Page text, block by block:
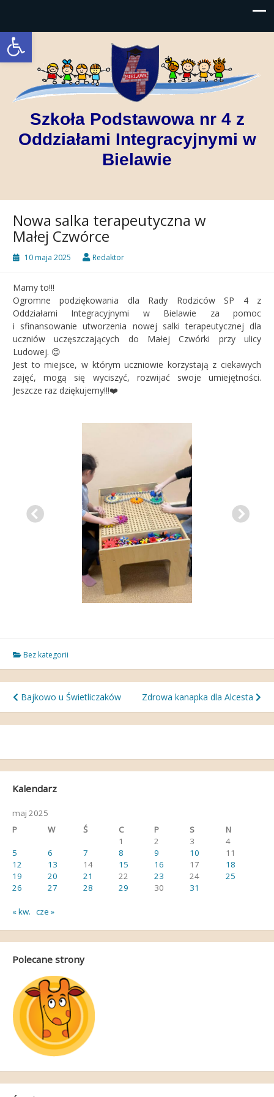
Open toolbar
Szkoła Podstawowa nr 4 z
Oddziałami Integracyjnymi w
Bielawie
Nowa salka terapeutyczna w
Małej Czwórce
10 maja 2025 Redaktor
Mamy to!!!
Ogromne podziękowania dla Rady Rodziców SP 4 z
Oddziałami Integracyjnymi w Bielawie za pomoc
i sfinansowanie utworzenia nowej salki terapeutycznej dla
uczniów uczęszczających do Małej Czwórki przy ulicy
Ludowej. 😊
Jest to miejsce, w którym uczniowie korzystają z ciekawych
zajęć, mogą się wyciszyć, rozwijać swoje umiejętności.
Jeszcze raz dziękujemy!!!❤️
Bez kategorii
Nawigacja
wpisu
Bajkowo u Świetliczaków Zdrowa kanapka dla Alcesta
Kalendarz
maj 2025
P
W Ś C P S
N
1
2 3
4
5
6 7 8 9 10
11
12
13 14 15 16 17
18
19
20 21 22 23 24
25
26
27 28 29 30 31
« kw. cze »
Polecane strony